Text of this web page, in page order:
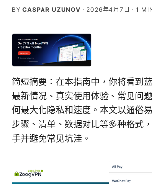
BY CASPAR UZUNOV · 2026年4月7日 · 1
简短摘要：在本指南中，你将看到
最新情况、真实使用体验、常见问
何最大化隐私和速度。本文以通俗
步骤、清单、数据对比等多种格式
手并避免常见坑洼。